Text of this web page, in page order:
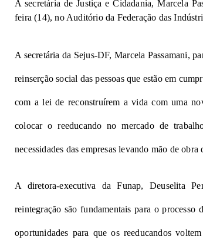
A secretária de Justiça e Cidadania, Marcela
feira (14), no Auditório da Federação das
A secretária da Sejus-DF, Marcela Passamani,
reinserção social das pessoas que estão em
com a lei de reconstruírem a vida com uma
colocar o reeducando no mercado de
necessidades das empresas levando mão de
A diretora-executiva da Funap, Deuselita
reintegração são fundamentais para o processo
oportunidades para que os reeducandos